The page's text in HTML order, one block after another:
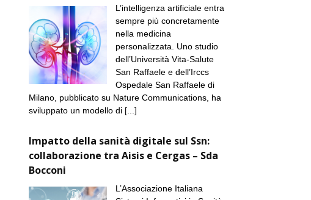
L’intelligenza artificiale entra
sempre più concretamente
nella medicina
personalizzata. Uno studio
dell’Università Vita-Salute
San Raffaele e dell’Irccs
Ospedale San Raffaele di
Milano, pubblicato su Nature Communications, ha
sviluppato un modello di [...]
Impatto della sanità digitale sul Ssn:
collaborazione tra Aisis e Cergas – Sda
Bocconi
L’Associazione Italiana